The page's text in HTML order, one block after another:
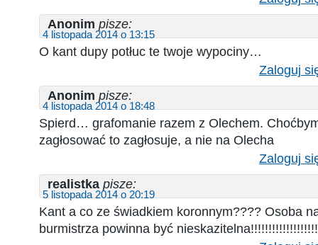
Anonim pisze:
4 listopada 2014 o 13:15
O kant dupy potłuc te twoje wypociny…
Zaloguj
Anonim pisze:
4 listopada 2014 o 18:48
Spierd… grafomanie razem z Olechem. Choćbym
zagłosować to zagłosuje, a nie na Olecha
Zaloguj
realistka pisze:
5 listopada 2014 o 20:19
Kant a co ze świadkiem koronnym???? Osoba
burmistrza powinna być